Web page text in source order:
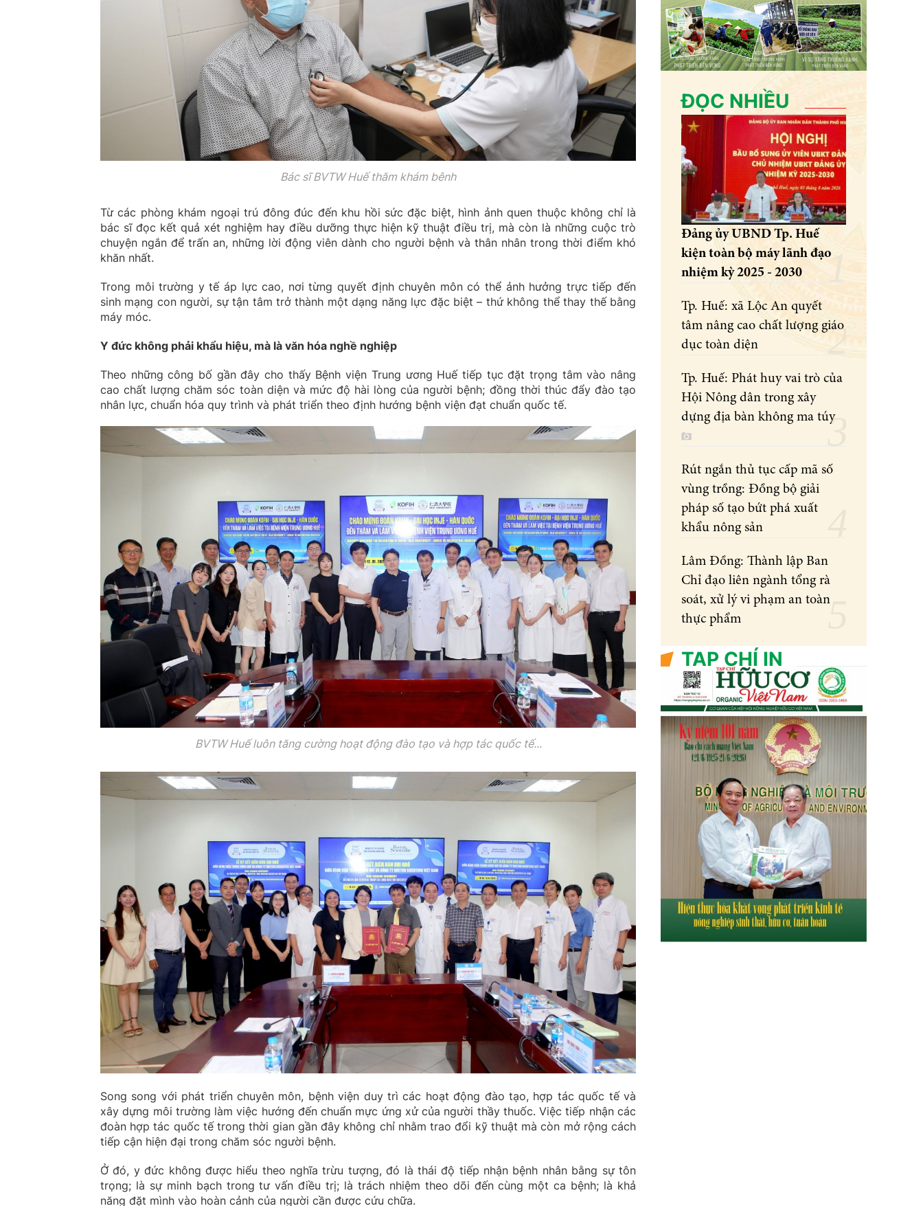
Bác sĩ BVTW Huế thăm khám bênh
Từ các phòng khám ngoại trú đông đúc đến khu hồi sức đặc biệt, hình ảnh quen thuộc không chỉ là
bác sĩ đọc kết quả xét nghiệm hay điều dưỡng thực hiện kỹ thuật điều trị, mà còn là những cuộc trò
chuyện ngắn để trấn an, những lời động viên dành cho người bệnh và thân nhân trong thời điểm khó
khăn nhất.
Trong môi trường y tế áp lực cao, nơi từng quyết định chuyên môn có thể ảnh hưởng trực tiếp đến
sinh mạng con người, sự tận tâm trở thành một dạng năng lực đặc biệt – thứ không thể thay thế bằng
máy móc.
Y đức không phải khẩu hiệu, mà là văn hóa nghề nghiệp
Theo những công bố gần đây cho thấy Bệnh viện Trung ương Huế tiếp tục đặt trọng tâm vào nâng
cao chất lượng chăm sóc toàn diện và mức độ hài lòng của người bệnh; đồng thời thúc đẩy đào tạo
nhân lực, chuẩn hóa quy trình và phát triển theo định hướng bệnh viện đạt chuẩn quốc tế.
BVTW Huế luôn tăng cường hoạt động đào tạo và hợp tác quốc tế...
Song song với phát triển chuyên môn, bệnh viện duy trì các hoạt động đào tạo, hợp tác quốc tế và
xây dựng môi trường làm việc hướng đến chuẩn mực ứng xử của người thầy thuốc. Việc tiếp nhận các
đoàn hợp tác quốc tế trong thời gian gần đây không chỉ nhằm trao đổi kỹ thuật mà còn mở rộng cách
tiếp cận hiện đại trong chăm sóc người bệnh.
Ở đó, y đức không được hiểu theo nghĩa trừu tượng, đó là thái độ tiếp nhận bệnh nhân bằng sự tôn
trọng; là sự minh bạch trong tư vấn điều trị; là trách nhiệm theo dõi đến cùng một ca bệnh; là khả
năng đặt mình vào hoàn cảnh của người cần được cứu chữa.
ĐỌC NHIỀU
Đảng ủy UBND Tp. Huế
kiện toàn bộ máy lãnh đạo
nhiệm kỳ 2025 - 2030
Tp. Huế: xã Lộc An quyết
tâm nâng cao chất lượng giáo
dục toàn diện
Tp. Huế: Phát huy vai trò của
Hội Nông dân trong xây
dựng địa bàn không ma túy
Rút ngắn thủ tục cấp mã số
vùng trồng: Đồng bộ giải
pháp số tạo bứt phá xuất
khẩu nông sản
Lâm Đồng: Thành lập Ban
Chỉ đạo liên ngành tổng rà
soát, xử lý vi phạm an toàn
thực phẩm
TẠP CHÍ IN